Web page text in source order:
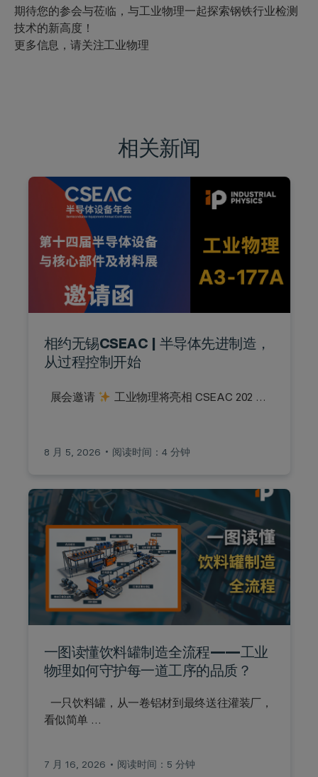
期待您的参会与莅临，与工业物理一起探索钢铁行业检测
技术的新高度！
更多信息，请关注工业物理
相关新闻
相约无锡CSEAC | 半导体先进制造，
从过程控制开始
展会邀请 工业物理将亮相 CSEAC 202 …
8 月 5, 2026 阅读时间：4 分钟
一图读懂饮料罐制造全流程——工业
物理如何守护每一道工序的品质？
一只饮料罐，从一卷铝材到最终送往灌装厂，
看似简单 …
7 月 16, 2026 阅读时间：5 分钟